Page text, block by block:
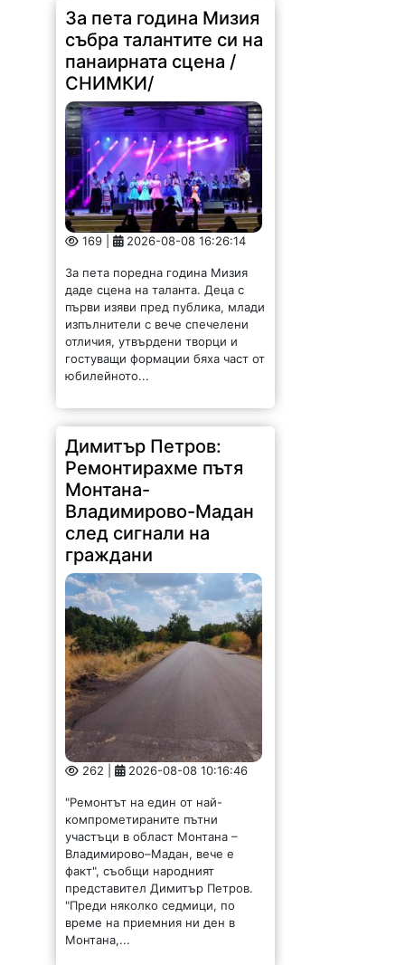
За пета година Мизия
събра талантите си на
панаирната сцена /
СНИМКИ/
169 | 2026-08-08 16:26:14
За пета поредна година Мизия
даде сцена на таланта. Деца с
първи изяви пред публика, млади
изпълнители с вече спечелени
отличия, утвърдени творци и
гостуващи формации бяха част от
юбилейното...
Димитър Петров:
Ремонтирахме пътя
Монтана-
Владимирово-Мадан
след сигнали на
граждани
262 | 2026-08-08 10:16:46
"Ремонтът на един от най-
компрометираните пътни
участъци в област Монтана –
Владимирово–Мадан, вече е
факт", съобщи народният
представител Димитър Петров.
"Преди няколко седмици, по
време на приемния ни ден в
Монтана,...